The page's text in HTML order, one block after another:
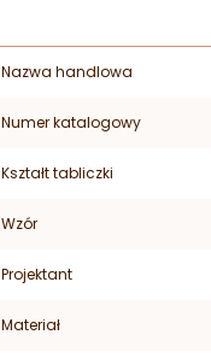
Nazwa handlowa
Numer katalogowy
Kształt tabliczki
Wzór
Projektant
Materiał